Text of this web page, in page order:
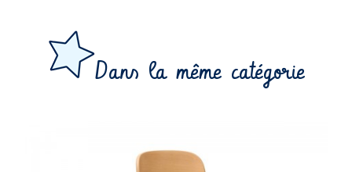
Dans la même catégorie